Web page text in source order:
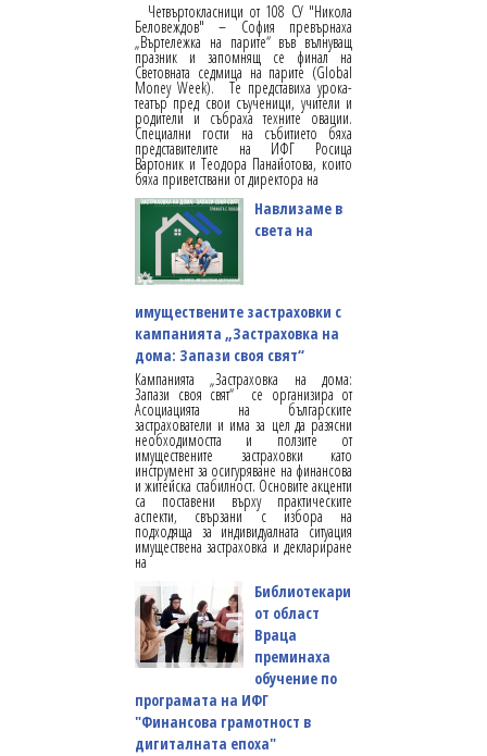
Четвъртокласници от 108 СУ "Никола
Беловеждов" – София превърнаха
„Въртележка на парите“ във вълнуващ
празник и запомнящ се финал на
Световната седмица на парите (Global
Money Week). Те представиха урока-
театър пред свои съученици, учители и
родители и събраха техните овации.
Специални гости на събитието бяха
представителите на ИФГ Росица
Вартоник и Теодора Панайотова, които
бяха приветствани от директора на
Навлизаме в
света на
имуществените застраховки с
кампанията „Застраховка на
дома: Запази своя свят“
Кампанията „Застраховка на дома:
Запази своя свят“ се организира от
Асоциацията на българските
застрахователи и има за цел да разясни
необходимостта и ползите от
имуществените застраховки като
инструмент за осигуряване на финансова
и житейска стабилност. Основите акценти
са поставени върху практическите
аспекти, свързани с избора на
подходяща за индивидуалната ситуация
имуществена застраховка и деклариране
на
Библиотекари
от област
Враца
преминаха
обучение по
програмата на ИФГ
"Финансова грамотност в
дигиталната епоха"